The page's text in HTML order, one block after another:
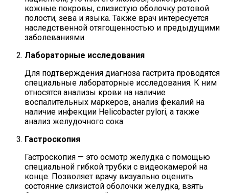
кожные покровы, слизистую оболочку ротовой
полости, зева и языка. Также врач интересуется
наследственной отягощенностью и предыдущими
заболеваниями.
Лабораторные исследования
Для подтверждения диагноза гастрита проводятся
специальные лабораторные исследования. К ним
относятся анализы крови на наличие
воспалительных маркеров, анализ фекалий на
наличие инфекции Helicobacter pylori, а также
анализ желудочного сока.
Гастроскопия
Гастроскопия — это осмотр желудка с помощью
специальной гибкой трубки с видеокамерой на
конце. Позволяет врачу визуально оценить
состояние слизистой оболочки желудка, взять